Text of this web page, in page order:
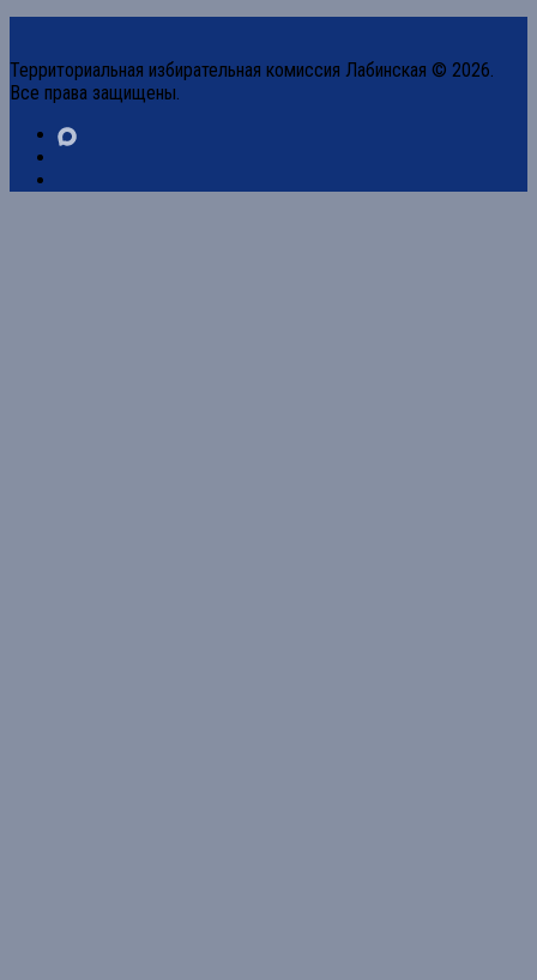
Территориальная избирательная комиссия Лабинская © 2026.
Все права защищены.